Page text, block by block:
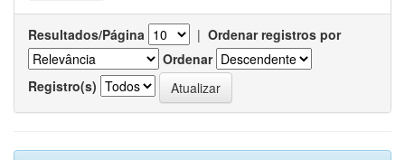
Resultados/Página | Ordenar registros por
Ordenar
Registro(s)